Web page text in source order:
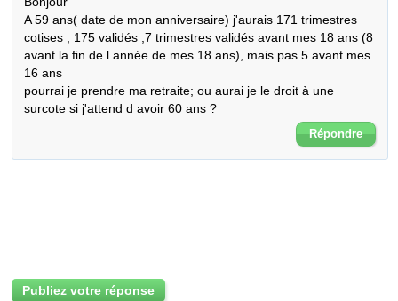
A 59 ans( date de mon anniversaire) j'aurais 171 trimestres
cotises , 175 validés ,7 trimestres validés avant mes 18 ans (8
avant la fin de l année de mes 18 ans), mais pas 5 avant mes
16 ans
pourrai je prendre ma retraite; ou aurai je le droit à une
surcote si j'attend d avoir 60 ans ?
Répondre
Publiez votre réponse